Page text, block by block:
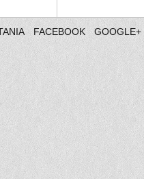
FACEBOOK GOOGLE+